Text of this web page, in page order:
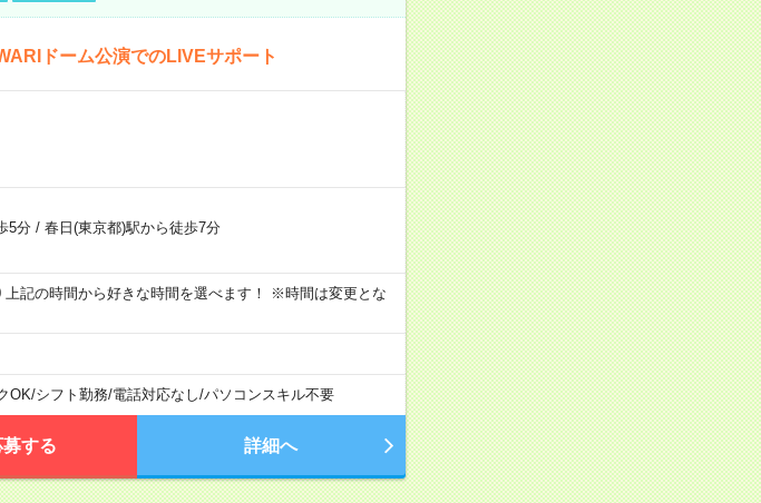
ドーム公演でのLIVEサポート
5分/ 春日(東京都)駅から徒歩7分
上記の時間から好きな時間を選べます！ ※時間は変更とな
OK/シフト勤務/電話対応なし/パソコンスキル不要
募する 詳細へ